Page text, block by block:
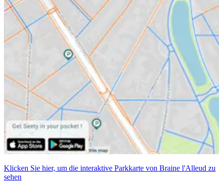
Klicken Sie hier, um die interaktive Parkkarte von Braine l'Alleud zu
sehen